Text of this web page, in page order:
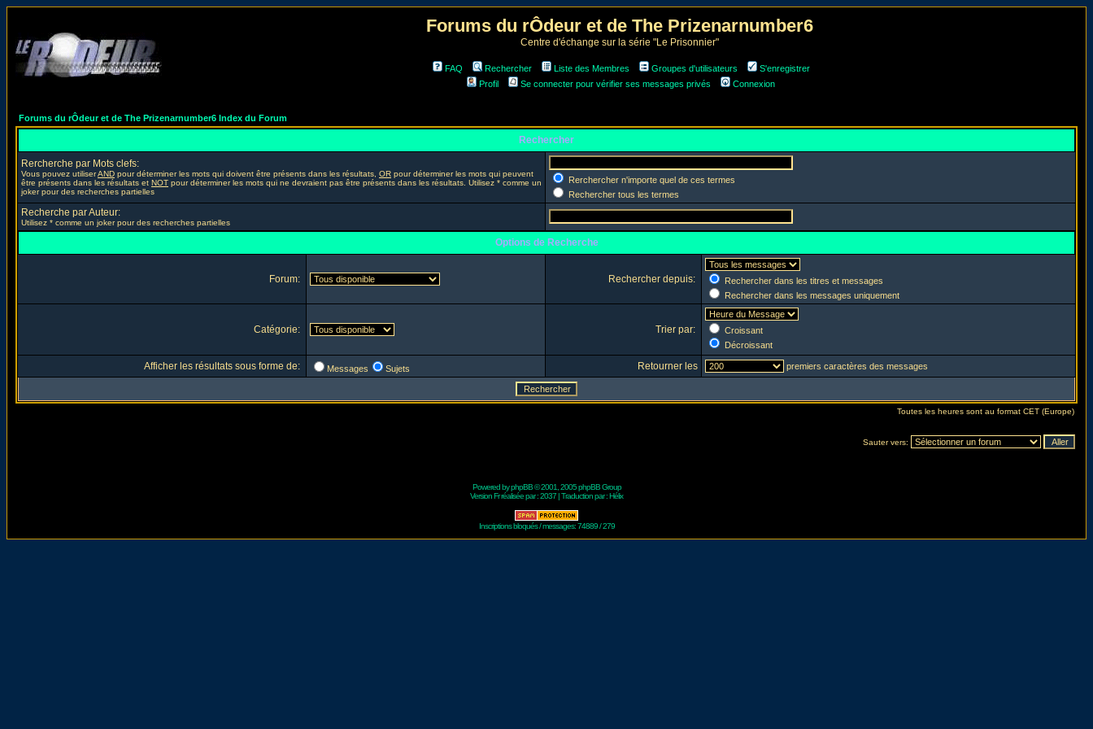
Forums du rÔdeur et de The Prizenarnumber6
Centre d'échange sur la série "Le Prisonnier"
FAQ Rechercher Liste des Membres Groupes d'utilisateurs
S'enregistrer
Profil
Se connecter pour vérifier ses messages privés Connexion
Forums du rÔdeur et de The Prizenarnumber6 Index du Forum
Rechercher
Rercherche par Mots clefs:
Vous pouvez utiliserAND pour déterminer les mots qui doivent être présents dans les résultats, OR pour déterminer les mots qui peuvent
être présents dans les résultats et NOT pour déterminer les mots qui ne devraient pas être présents dans les résultats. Utilisez * comme un
joker pour des recherches partielles
Rerchercher n'importe quel de ces termes
Rechercher tous les termes
Recherche par Auteur:
Utilisez * comme un joker pour des recherches partielles
Options de Recherche
Forum: Rechercher depuis:
Rechercher dans les titres et messages
Rechercher dans les messages uniquement
Catégorie: Trier par:
Croissant
Décroissant
Afficher les résultats sous forme de: Messages Sujets Retourner les premiers caractères des messages
Toutes les heures sont au format CET (Europe)
Sauter vers:
Powered byphpBB© 2001, 2005 phpBB Group
Version Fr réalisée par :2037 | Traduction par :Hélix
Inscriptions bloqués / messages: 74889 / 279